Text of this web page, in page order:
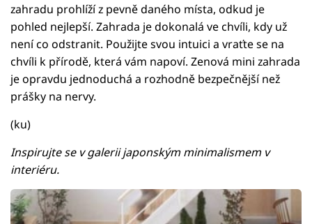
zahradu prohlíží z pevně daného místa, odkud je
pohled nejlepší. Zahrada je dokonalá ve chvíli, kdy už
není co odstranit. Použijte svou intuici a vraťte se na
chvíli k přírodě, která vám napoví. Zenová mini zahrada
je opravdu jednoduchá a rozhodně bezpečnější než
prášky na nervy.
(ku)
Inspirujte se v galerii japonským minimalismem v
interiéru.